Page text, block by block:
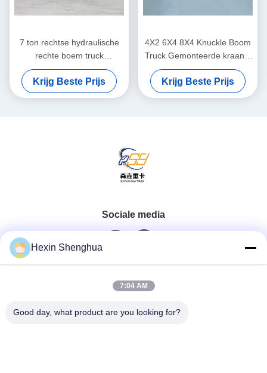
7 ton rechtse hydraulische
rechte boem truck
gemonteerd knokkel
kraanheffen systeem
Krijg Beste Prijs
4X2 6X4 8X4 Knuckle Boom
Truck Gemonteerde kraan 2
- 220 ton Flatbed Crane
Truck
Krijg Beste Prijs
Sociale media
Snel contact
Hexin Shenghua
7:04 AM
Good day, what product are you looking for?